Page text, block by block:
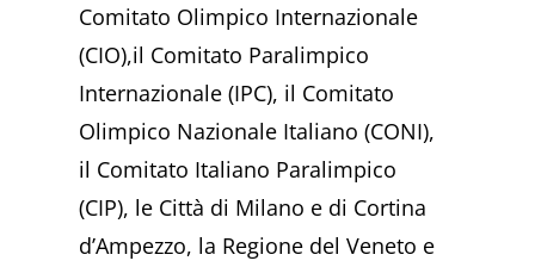
Comitato Olimpico Internazionale
(CIO),il Comitato Paralimpico
Internazionale (IPC), il Comitato
Olimpico Nazionale Italiano (CONI),
il Comitato Italiano Paralimpico
(CIP), le Città di Milano e di Cortina
d’Ampezzo, la Regione del Veneto e